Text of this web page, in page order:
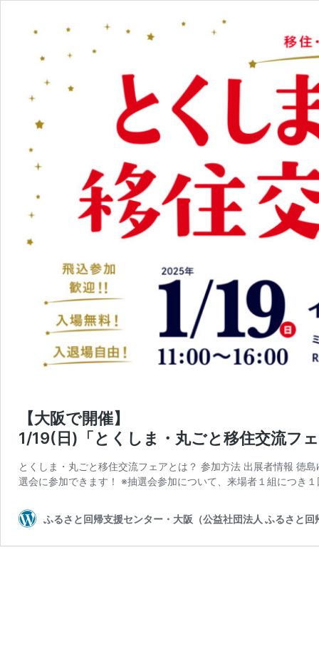
【大阪で開催】
1/19(日)「とくしま・丸ごと移住交流フ
とくしま・丸ごと移住交流フェアとは？ 参加方法 出展者情報 徳
選会に参加できます！ ※抽選会参加について、来場者１組につき
ふるさと回帰支援センター・大阪（公益社団法人 ふるさと